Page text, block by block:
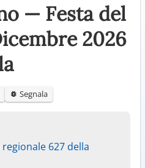
— Festa del
2026
Segnala
627 della